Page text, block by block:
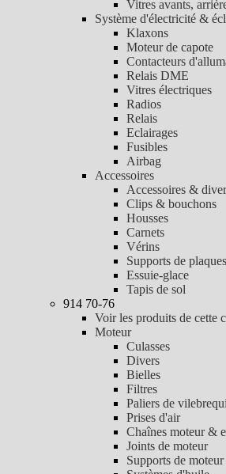
Vitres avants,
Système d'électricité &
Klaxons
Moteur de capote
Contacteurs
Relais DME
Vitres électriques
Radios
Relais
Eclairages
Fusibles
Airbag
Accessoires
Accessoires &
Clips & bouchons
Housses
Carnets
Vérins
Supports de
Essuie-glace
Tapis de sol
914 70-76
Voir les produits de cette
Moteur
Culasses
Divers
Bielles
Filtres
Paliers de
Prises d'air
Chaînes moteur &
Joints de moteur
Supports de moteur